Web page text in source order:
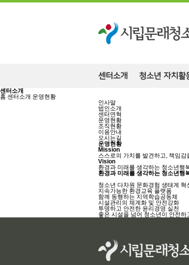
센터소개 청소년 자치활
센터소개
홈 센터소개 운영현황
인사말
법인소개
센터연혁
운영현황
조직현황
이용안내
오시는길
운영현황
Mission
스스로의 가치를 발견하고, 책임
Vision
환경과 미래를 생각하는 청소년행
환경과 미래를 생각하는 청소년행
청소년 다차원 문화경험 생태계 혁
지속가능한 환경교육 플랫폼
함께 동행하는 지역학습공동체
시설관리의 체계화 및 안전강화
투명하고 안전한 윤리경영 실천
좋은 시설을 넘어 청소년이 안전